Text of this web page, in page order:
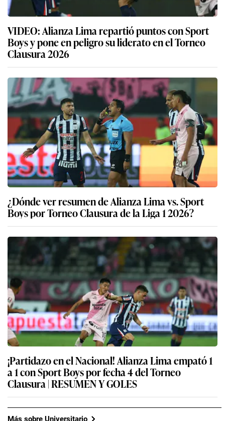
VIDEO: Alianza Lima repartió puntos con Sport
Boys y pone en peligro su liderato en el Torneo
Clausura 2026
¿Dónde ver resumen de Alianza Lima vs. Sport
Boys por Torneo Clausura de la Liga 1 2026?
¡Partidazo en el Nacional! Alianza Lima empató 1
a 1 con Sport Boys por fecha 4 del Torneo
Clausura | RESUMEN Y GOLES
Más sobre Universitario